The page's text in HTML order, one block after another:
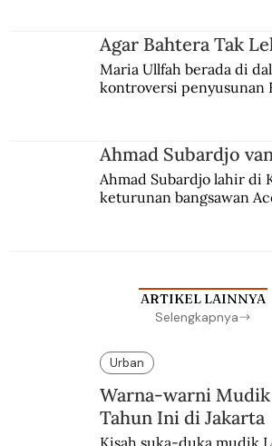
Agar Bahtera Tak
Maria Ullfah berada di
kontroversi penyusunan
Ahmad Subardjo
Ahmad Subardjo lahir di
keturunan bangsawan
ARTIKEL LAINNYA
Selengkapnya
Urban
Warna-warni Mudik
Tahun Ini di Jakarta